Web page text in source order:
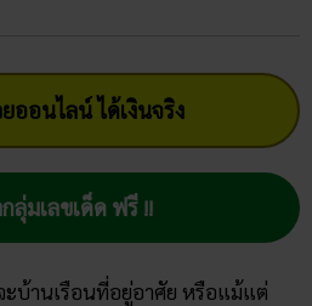
ออนไลน์ ได้เงินจริง
ลุ่มเลขเด็ด ฟรี !!
ะบ้านเรือนที่อยู่อาศัย หรือแม้แต่